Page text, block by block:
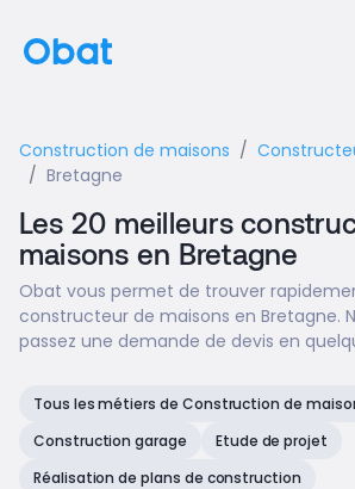
Construction de maisons
Bretagne
Les 20 meilleurs
maisons en Bretagne
Obat vous permet de trouver
constructeur de maisons en Bretagne.
passez une demande de devis en
Tous les métiers de Construction de
Construction garage
Etude de projet
Réalisation de plans de construction